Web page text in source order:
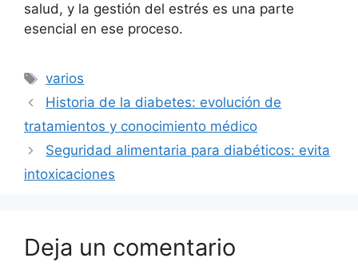
salud, y la gestión del estrés es una parte
esencial en ese proceso.
Etiquetas
varios
Historia de la diabetes: evolución de
tratamientos y conocimiento médico
Seguridad alimentaria para diabéticos: evita
intoxicaciones
Deja un comentario